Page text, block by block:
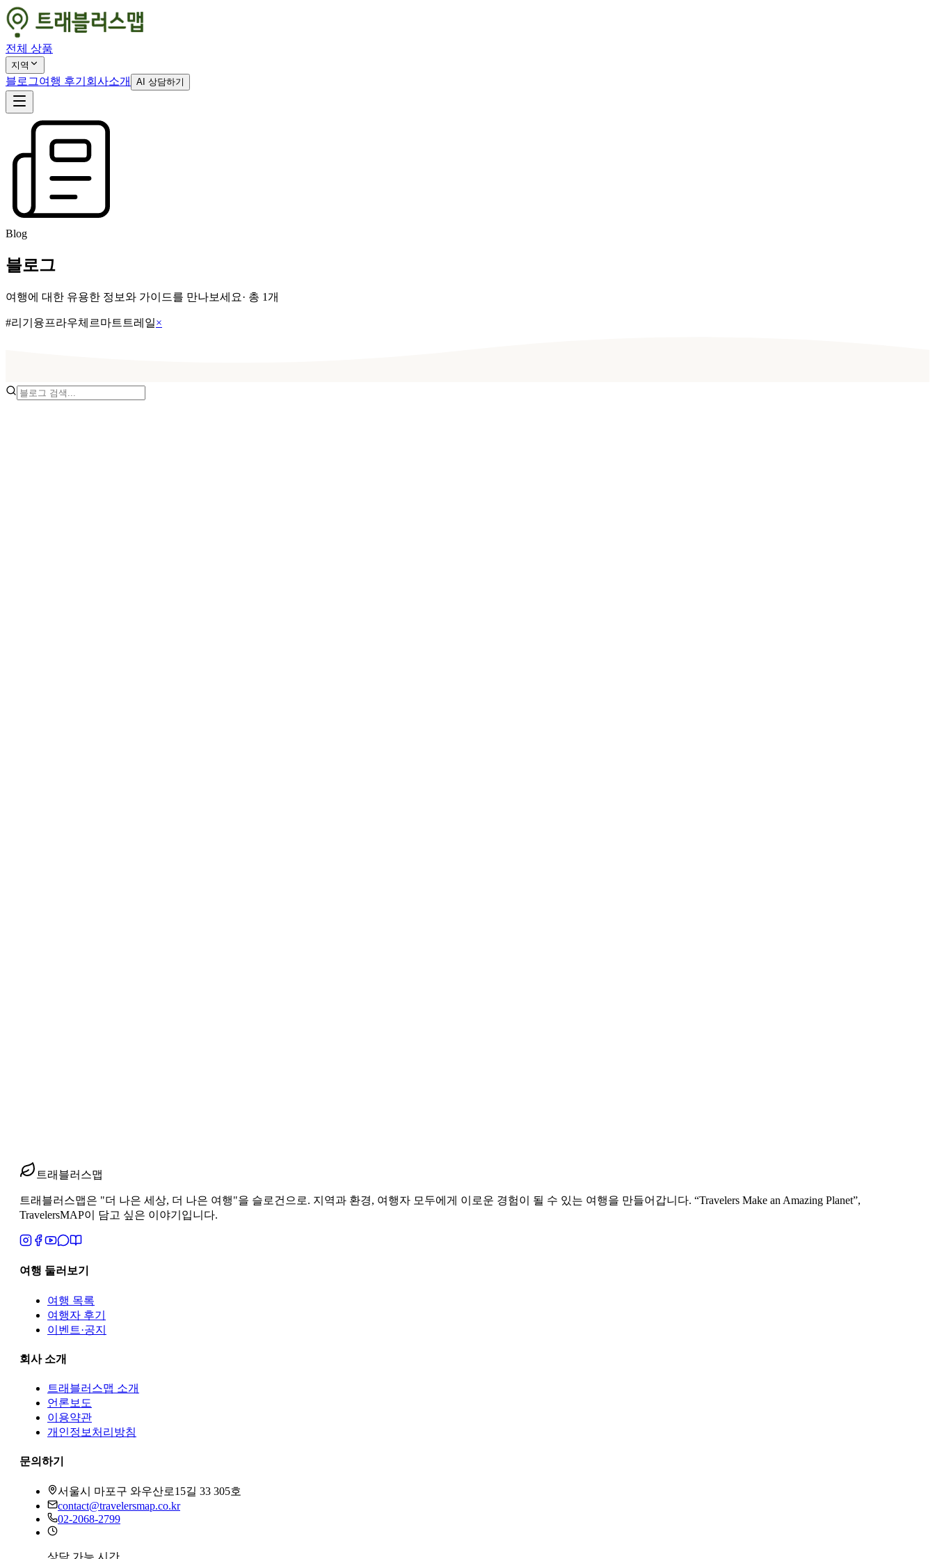
전체 상품
지역
블로그여행 후기 회사소개 AI 상담하기
Blog
블로그
여행에 대한 유용한 정보와 가이드를 만나보세요· 총 1개
#리기융프라우체르마트트레일×
스위스트레킹코스추천
트래블러스맵
트래블러스맵은 "더 나은 세상, 더 나은 여행"을 슬로건으로. 지역과 환경, 여행자 모두에게 이로운 경험이 될 수 있는 여행을 만들어갑니다. “Travelers Make an Amazing Planet”,
TravelersMAP이 담고 싶은 이야기입니다.
여행 둘러보기
여행 목록
여행자 후기
이벤트·공지
회사 소개
트래블러스맵 소개
언론보도
이용약관
개인정보처리방침
문의하기
서울시 마포구 와우산로15길 33 305호
contact@travelersmap.co.kr
02-2068-2799
상담 가능 시간